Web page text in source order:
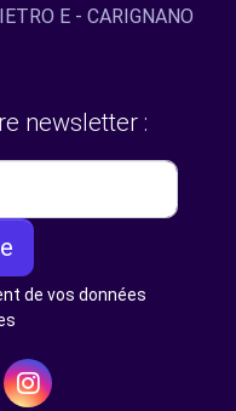
E - CARIGNANO
newsletter :
de vos données